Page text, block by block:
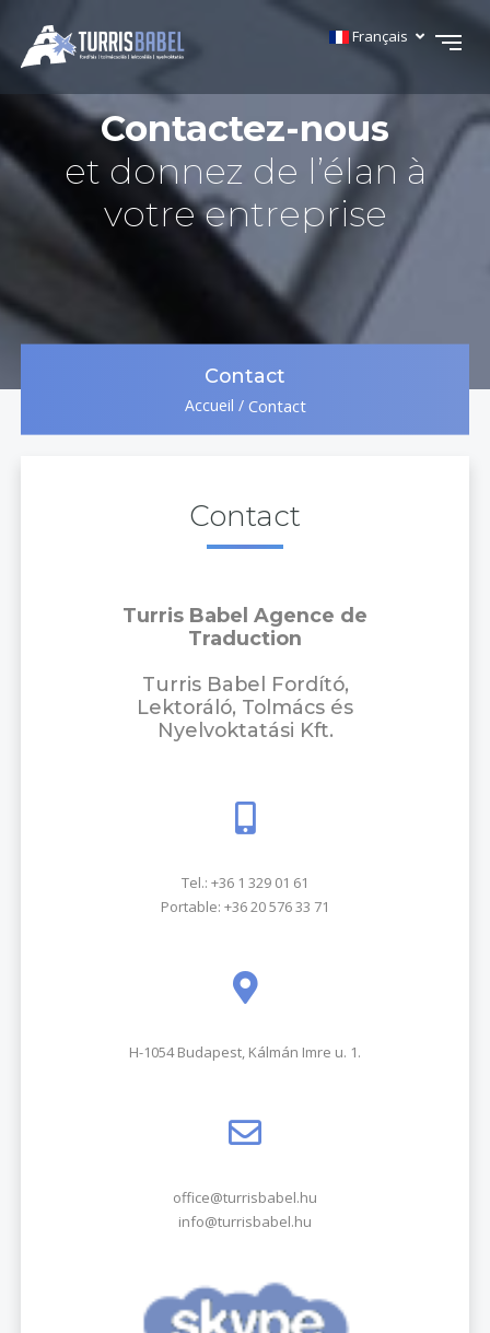
Français
Contactez-nous
et donnez de l’élan à
votre entreprise
Contact
Accueil / Contact
Contact
Turris Babel Agence de
Traduction
Turris Babel Fordító,
Lektoráló, Tolmács és
Nyelvoktatási Kft.
Tel.: +36 1 329 01 61
Portable: +36 20 576 33 71
H-1054 Budapest, Kálmán Imre u. 1.
office@turrisbabel.hu
info@turrisbabel.hu